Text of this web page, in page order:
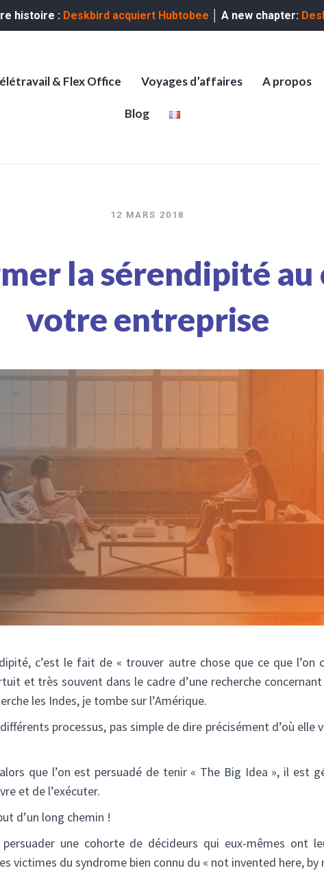
histoire : Deskbird acquiert Hubtobee │ A new chapter:
& Flex Office Voyages d’affaires A propos
Blog
12 MARS 2018
la sérendipité
votre entreprise
c’est le fait de « trouver autre chose que ce que l’on
et très souvent dans le cadre d’une recherche
les Indes, je tombe sur l’Amérique.
processus, pas simple de dire précisément d’où elle
que l’on est persuadé de tenir « The Big Idea », il est
et de l’exécuter.
d’un long chemin !
une cohorte de décideurs qui eux-mêmes ont
victimes du syndrome bien connu du « not invented here, by